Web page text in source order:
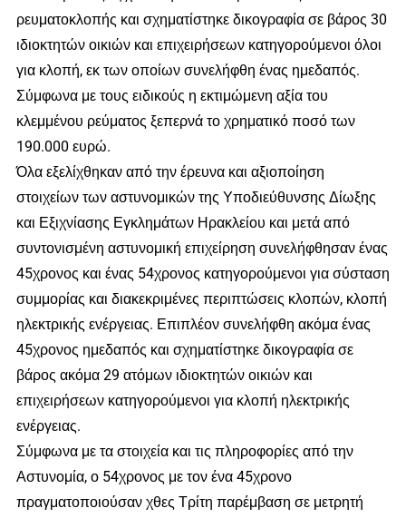
ρευματοκλοπής και σχηματίστηκε δικογραφία σε βάρος 30
ιδιοκτητών οικιών και επιχειρήσεων κατηγορούμενοι όλοι
για κλοπή, εκ των οποίων συνελήφθη ένας ημεδαπός.
Σύμφωνα με τους ειδικούς η εκτιμώμενη αξία του
κλεμμένου ρεύματος ξεπερνά το χρηματικό ποσό των
190.000 ευρώ.
Όλα εξελίχθηκαν από την έρευνα και αξιοποίηση
στοιχείων των αστυνομικών της Υποδιεύθυνσης Δίωξης
και Εξιχνίασης Εγκλημάτων Ηρακλείου και μετά από
συντονισμένη αστυνομική επιχείρηση συνελήφθησαν ένας
45χρονος και ένας 54χρονος κατηγορούμενοι για σύσταση
συμμορίας και διακεκριμένες περιπτώσεις κλοπών, κλοπή
ηλεκτρικής ενέργειας. Επιπλέον συνελήφθη ακόμα ένας
45χρονος ημεδαπός και σχηματίστηκε δικογραφία σε
βάρος ακόμα 29 ατόμων ιδιοκτητών οικιών και
επιχειρήσεων κατηγορούμενοι για κλοπή ηλεκτρικής
ενέργειας.
Σύμφωνα με τα στοιχεία και τις πληροφορίες από την
Αστυνομία, ο 54χρονος με τον ένα 45χρονο
πραγματοποιούσαν χθες Τρίτη παρέμβαση σε μετρητή